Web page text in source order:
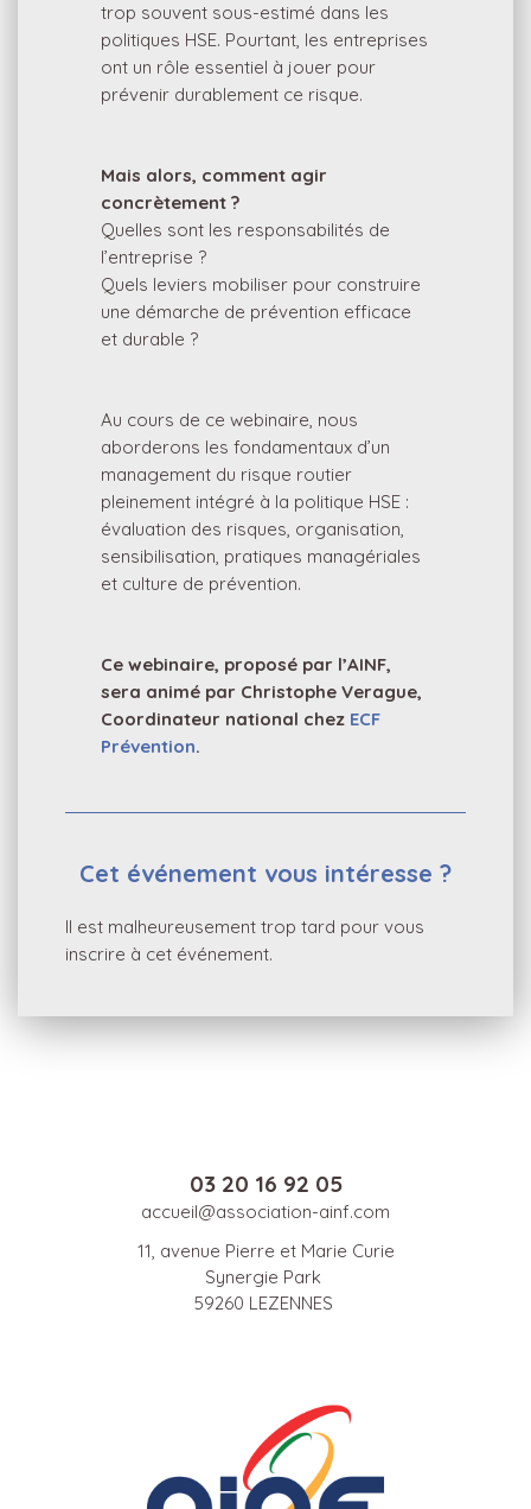
trop souvent sous-estimé dans les
politiques HSE. Pourtant, les entreprises
ont un rôle essentiel à jouer pour
prévenir durablement ce risque.
Mais alors, comment agir
concrètement ?
Quelles sont les responsabilités de
l’entreprise ?
Quels leviers mobiliser pour construire
une démarche de prévention efficace
et durable ?
Au cours de ce webinaire, nous
aborderons les fondamentaux d’un
management du risque routier
pleinement intégré à la politique HSE :
évaluation des risques, organisation,
sensibilisation, pratiques managériales
et culture de prévention.
Ce webinaire, proposé par l’AINF,
sera animé par Christophe Verague,
Coordinateur national chez ECF
Prévention.
Cet événement vous intéresse ?
Il est malheureusement trop tard pour vous
inscrire à cet événement.
03 20 16 92 05
accueil@association-ainf.com
11, avenue Pierre et Marie Curie
Synergie Park
59260 LEZENNES